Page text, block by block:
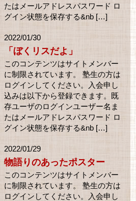
たはメールアドレスパスワード ロ
グイン状態を保存する&nb […]
2022/01/30
「ぼくリスだよ」
このコンテンツはサイトメンバー
に制限されています。 塾生の方は
ログインしてください。入会申し
込みは以下から登録できます。既
存ユーザのログインユーザー名ま
たはメールアドレスパスワード ロ
グイン状態を保存する&nb […]
2022/01/29
物語りのあったポスター
このコンテンツはサイトメンバー
に制限されています。 塾生の方は
ログインしてください。入会申し